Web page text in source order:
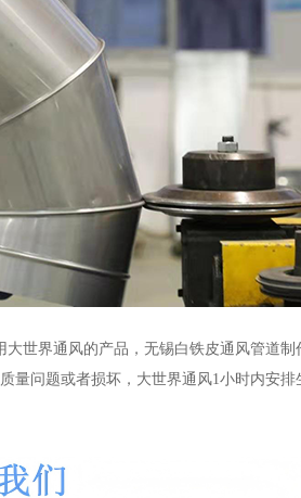
世界通风的产品，无锡白铁皮通风管道
问题或者损坏，大世界通风1小时内安排